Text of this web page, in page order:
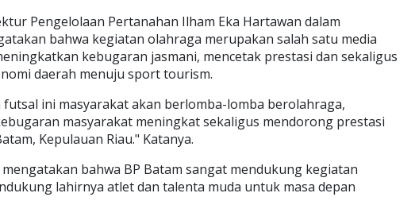
Pengelolaan Pertanahan Ilham Eka Hartawan dalam
bahwa kegiatan olahraga merupakan salah satu media
kebugaran jasmani, mencetak prestasi dan sekaligus
daerah menuju sport tourism.
ini masyarakat akan berlomba-lomba berolahraga,
masyarakat meningkat sekaligus mendorong prestasi
Kepulauan Riau." Katanya.
bahwa BP Batam sangat mendukung kegiatan
lahirnya atlet dan talenta muda untuk masa depan